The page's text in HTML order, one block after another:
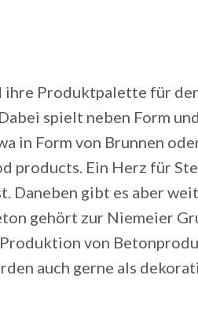
ihre Produktpalette für
spielt neben Form
in Form von Brunnen
products. Ein Herz für
Daneben gibt es aber
gehört zur Niemeier
von
auch gerne als